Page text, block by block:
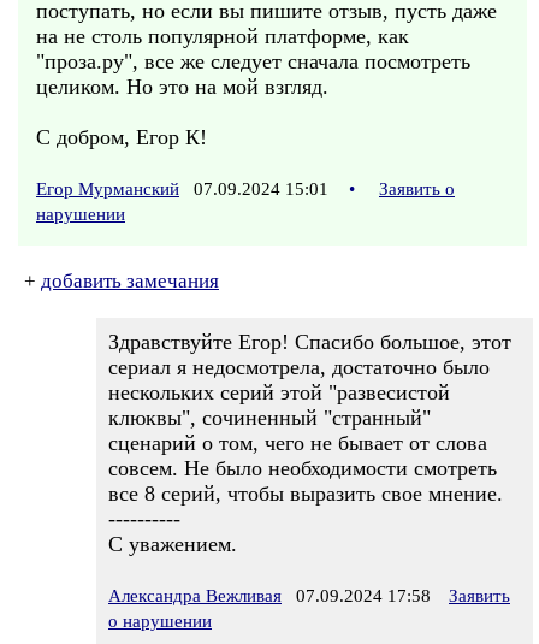
поступать, но если вы пишите отзыв, пусть даже
на не столь популярной платформе, как
"проза.ру", все же следует сначала посмотреть
целиком. Но это на мой взгляд.
С добром, Егор К!
Егор Мурманский 07.09.2024 15:01 •
Заявить о
нарушении
+ добавить замечания
Здравствуйте Егор! Спасибо большое, этот
сериал я недосмотрела, достаточно было
нескольких серий этой "развесистой
клюквы", сочиненный "странный"
сценарий о том, чего не бывает от слова
совсем. Не было необходимости смотреть
все 8 серий, чтобы выразить свое мнение.
----------
С уважением.
Александра Вежливая 07.09.2024 17:58
Заявить
о нарушении